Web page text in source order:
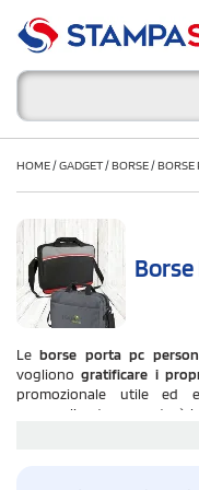
HOME/GADGET/BORSE/BORSE
Leborse porta pc
voglionogratificare i
promozionale utile ed
personalizzate aumenterà
logo ad un articolo